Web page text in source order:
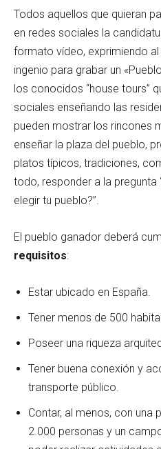
Todos aquellos que quieran
en redes sociales la
formato vídeo, exprimiendo
ingenio para grabar un
los conocidos “house tours”
sociales enseñando las
pueden mostrar los rincones
enseñar la plaza del pueblo,
platos típicos, tradiciones,
todo, responder a la pregunta
elegir tu pueblo?”.
El pueblo ganador deberá
requisitos:
Estar ubicado en España.
Tener menos de 500
Poseer una riqueza
Tener buena conexión y
transporte público.
Contar, al menos, con una
2.000 personas y un